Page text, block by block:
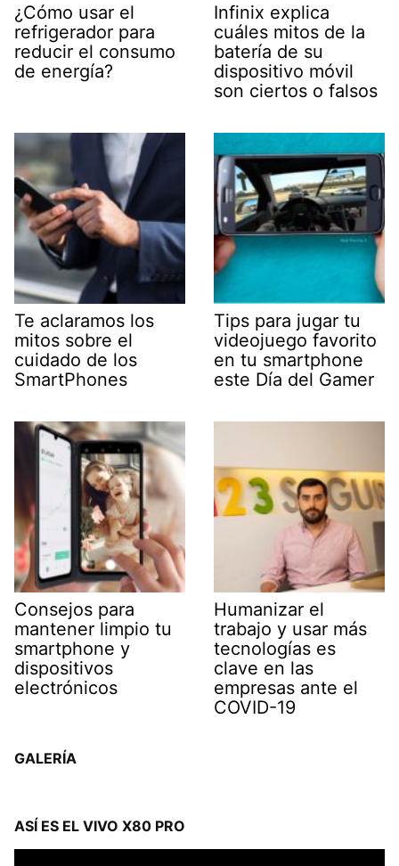
¿Cómo usar el
refrigerador para
reducir el consumo
de energía?
Infinix explica
cuáles mitos de la
batería de su
dispositivo móvil
son ciertos o falsos
Te aclaramos los
mitos sobre el
cuidado de los
SmartPhones
Tips para jugar tu
videojuego favorito
en tu smartphone
este Día del Gamer
Consejos para
mantener limpio tu
smartphone y
dispositivos
electrónicos
Humanizar el
trabajo y usar más
tecnologías es
clave en las
empresas ante el
COVID-19
GALERÍA
ASÍ ES EL VIVO X80 PRO